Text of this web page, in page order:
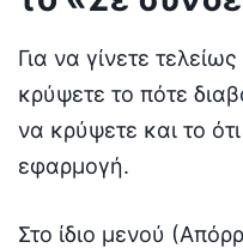
Για να γίνετε
κρύψετε το πότε
να κρύψετε και το
εφαρμογή.
Στο ίδιο μενού